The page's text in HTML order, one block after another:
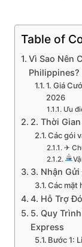
Table of
Vì Sao Nên
Philippines?
1. Giá
2026
Ưu
2. Thời
Các gói
✈
3. Nhận
Các mặt
4. Hỗ Trợ
5. Quy
Express
Bước 1: